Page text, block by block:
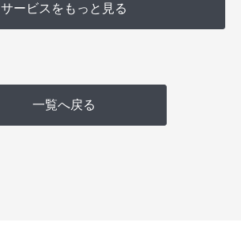
サービスをもっと見る
一覧へ戻る